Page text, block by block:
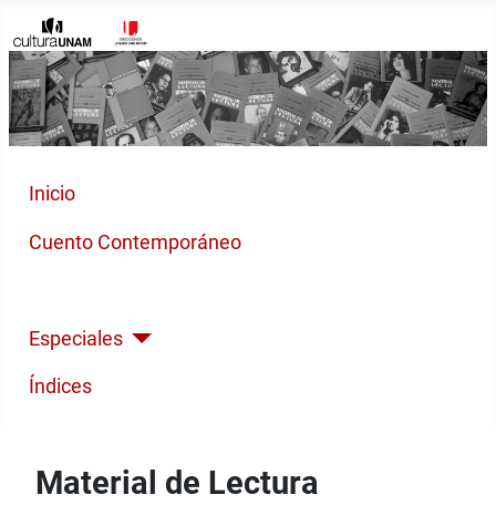
Inicio
Cuento Contemporáneo
Especiales
Índices
Material de Lectura